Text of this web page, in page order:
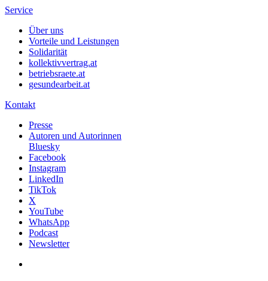
Service
Über uns
Vorteile und Leistungen
Solidarität
kollektivvertrag.at
betriebsraete.at
gesundearbeit.at
Kontakt
Presse
Autoren und Autorinnen
Bluesky
Facebook
Instagram
LinkedIn
TikTok
X
YouTube
WhatsApp
Podcast
Newsletter